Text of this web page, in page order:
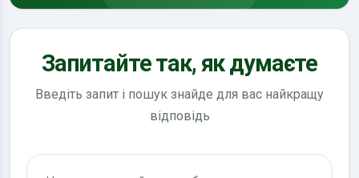
Запитайте так, як думаєте
Введіть запит і пошук знайде для вас найкращу
відповідь